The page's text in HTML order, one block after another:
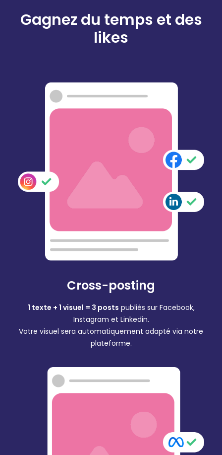
Gagnez du temps et des
likes
Cross-posting
1 texte + 1 visuel = 3 posts publiés sur Facebook,
Instagram et Linkedin.
Votre visuel sera automatiquement adapté via notre
plateforme.